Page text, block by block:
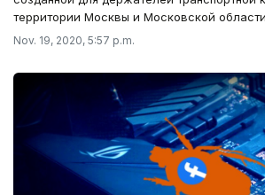
территории Москвы и Московской
Nov. 19, 2020, 5:57 p.m.